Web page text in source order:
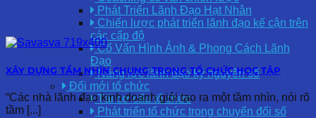
Phát Triển Lãnh Đạo Hạt Nhân
Chiến lược phát triển lãnh đạo kế cận trên
các cấp độ
Cố Vấn Hình Ảnh & Phong Cách Lãnh
Đạo
Năng lực lãnh đạo kỷ nguyên số
Đổi mới tổ chức
Tái cơ cấu tổ chức
Phát triển tổ chức trong chuyển đổi số
XÂY DỰNG TẦM NHÌN CHUNG TRONG TỔ CHỨC HỌC TẬP
“Các nhà lãnh đạo kinh doanh giỏi tạo ra một tầm nhìn, nói rõ
tầm [...]